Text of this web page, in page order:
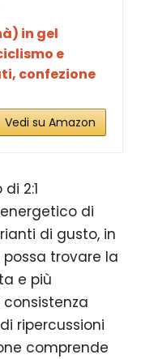
in gel
e
confezione
Vedi su Amazon
2:1
di
di gusto, in
trovare la
e più
ripercussioni
comprende